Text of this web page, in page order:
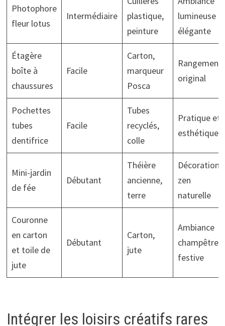
Photophore
fleur lotus
Intermédiaire
plastique,
peinture
lumineuse
élégante
Étagère
boîte à
chaussures
Facile
Carton,
marqueur
Posca
Rangement
original
Pochettes
tubes
dentifrice
Facile
Tubes
recyclés,
colle
Pratique et
esthétique
Mini-jardin
de fée
Débutant
Théière
ancienne,
terre
Décoration
zen
naturelle
Couronne
en carton
et toile de
jute
Débutant
Carton,
jute
Ambiance
champêtre
festive
Intégrer les loisirs créatifs rares